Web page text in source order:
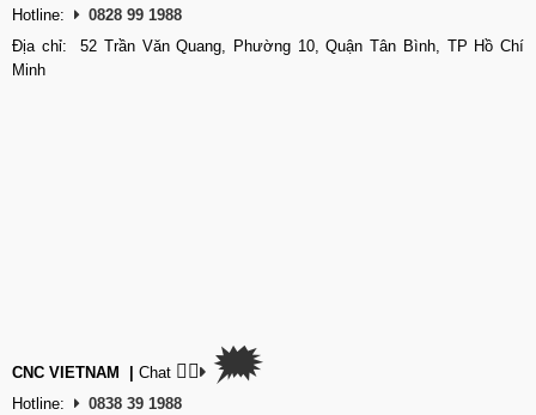
Hotline:
0828 99 1988
Địa chỉ: 52 Trần Văn Quang, Phường 10, Quận Tân Bình, TP Hồ Chí
Minh
CNC VIETNAM Chat 👉🏽 🗯
Hotline:
0838 39 1988